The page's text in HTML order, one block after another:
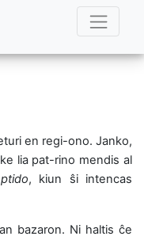
en regi-ono. Janko,
lia pat-rino mendis al
, kiun ŝi intencas
bazaron. Ni haltis ĉe